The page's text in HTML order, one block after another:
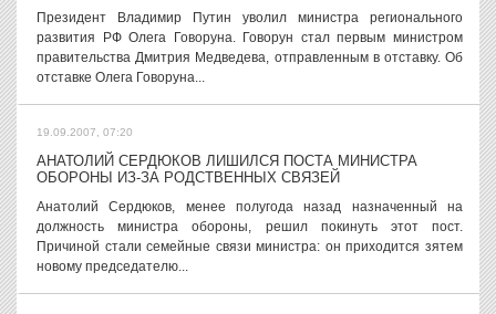
Президент Владимир Путин уволил министра регионального
развития РФ Олега Говоруна. Говорун стал первым министром
правительства Дмитрия Медведева, отправленным в отставку. Об
отставке Олега Говоруна...
19.09.2007, 07:20
АНАТОЛИЙ СЕРДЮКОВ ЛИШИЛСЯ ПОСТА МИНИСТРА
ОБОРОНЫ ИЗ-ЗА РОДСТВЕННЫХ СВЯЗЕЙ
Анатолий Сердюков, менее полугода назад назначенный на
должность министра обороны, решил покинуть этот пост.
Причиной стали семейные связи министра: он приходится зятем
новому председателю...